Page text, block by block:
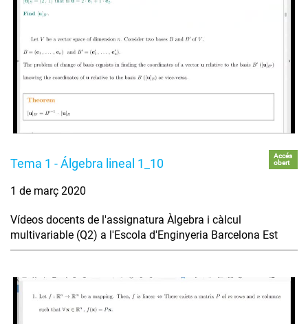
Tema 1 - Álgebra lineal 1_10
Accés
obert
1 de març 2020
Vídeos docents de l'assignatura Àlgebra i càlcul
multivariable (Q2) a l'Escola d'Enginyeria Barcelona Est